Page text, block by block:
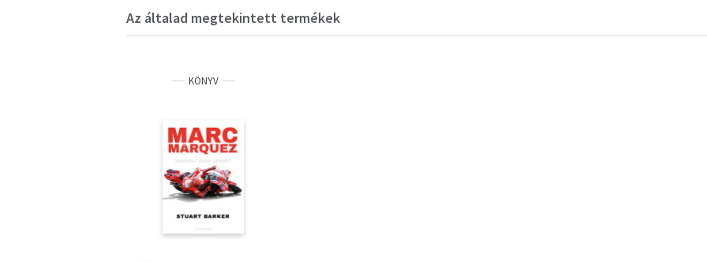
Az általad megtekintett termékek
KÖNYV